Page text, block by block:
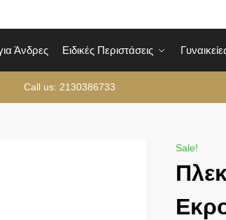
Άνδρες Ειδικές Περιστάσεις
Call us: 2130386733
Sale!